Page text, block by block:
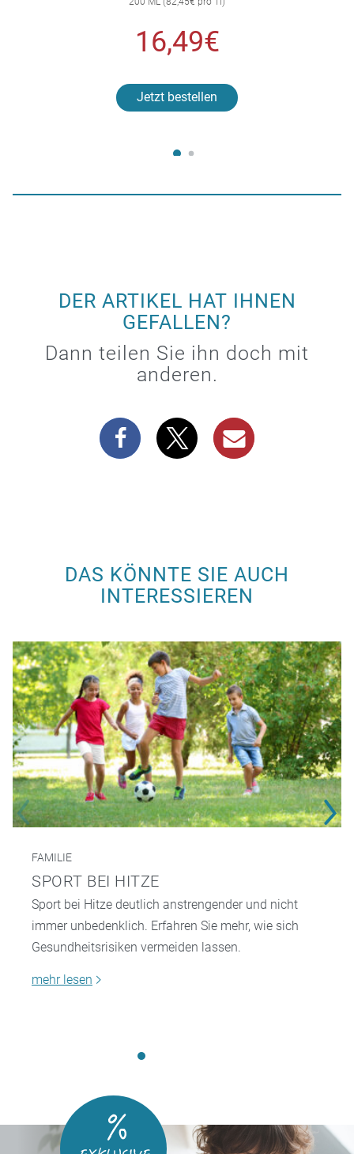
16,49€
Jetzt bestellen
DER ARTIKEL HAT IHNEN
GEFALLEN?
Dann teilen Sie ihn doch mit
anderen.
DAS KÖNNTE SIE AUCH
INTERESSIEREN
FAMILIE
SPORT BEI HITZE
Sport bei Hitze deutlich anstrengender und nicht
immer unbedenklich. Erfahren Sie mehr, wie sich
Gesundheitsrisiken vermeiden lassen.
mehr lesen